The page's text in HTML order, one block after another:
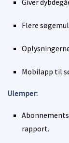
Giver
Flere
Mobilapp til
Ulemper:
rapport.